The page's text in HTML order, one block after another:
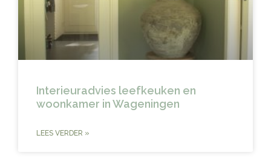
Interieuradvies leefkeuken en
woonkamer in Wageningen
LEES VERDER »